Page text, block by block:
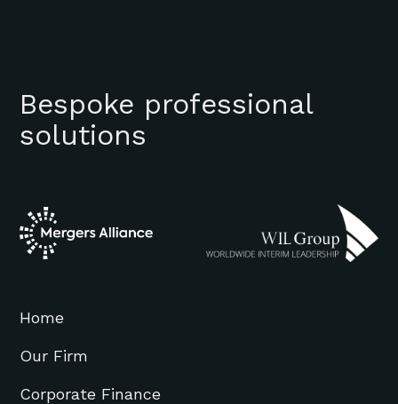
Bespoke professional
solutions
Home
Our Firm
Corporate Finance